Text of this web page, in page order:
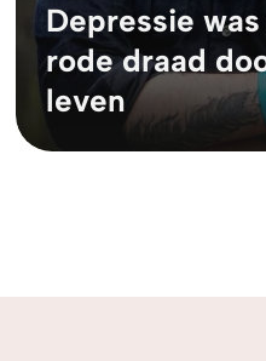
Depressie
rode draad
leven